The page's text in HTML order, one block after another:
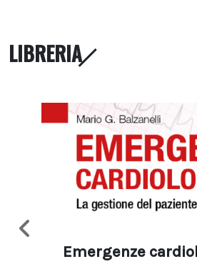
LIBRERIA
Emergenze